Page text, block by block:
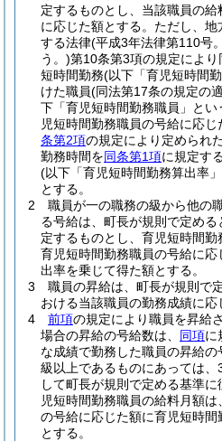
定するものとし、当該職員の
に応じた額とする。 ただし、地
する法律(平成3年法律第110号
う。)第10条第3項の規定によ
短時間勤務(以下「育児短時間
けた職員(同法第17条の規定の
下「育児短時間勤務職員」とい
児短時間勤務職員の号給に応じ
条第2項の規定により定められ
勤務時間を同条第1項に規定す
(以下「育児短時間勤務算出率
とする。
2
職員が一の職務の級から他の
る号給は、町長が規則で定め
定するものとし、育児短時間
育児短時間勤務職員の号給に
出率を乗じて得た額とする。
3
職員の昇給は、町長が規則で
おける当該職員の勤務成績に応
4
前項の規定により職員を昇給
場合の昇給の号給数は、 同項に
な成績で勤務した職員の昇給の
級以上であるものにあっては、
して町長が規則で定める基準
児短時間勤務職員の給料月額
の号給に応じた額に育児短時
とする。